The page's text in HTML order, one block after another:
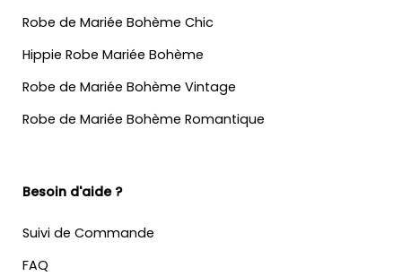
Robe de Mariée Bohème Chic
Hippie Robe Mariée Bohème
Robe de Mariée Bohème Vintage
Robe de Mariée Bohème Romantique
Besoin d'aide ?
Suivi de Commande
FAQ